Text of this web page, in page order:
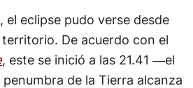
, el eclipse pudo verse desde
De acuerdo con el
, este se inició a las 21.41 ―el
de la Tierra alcanza